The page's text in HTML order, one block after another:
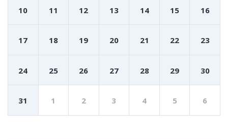
10 11 12 13 14 15 16
17 18 19 20 21 22 23
24 25 26 27 28 29 30
31 1 2 3 4 5 6